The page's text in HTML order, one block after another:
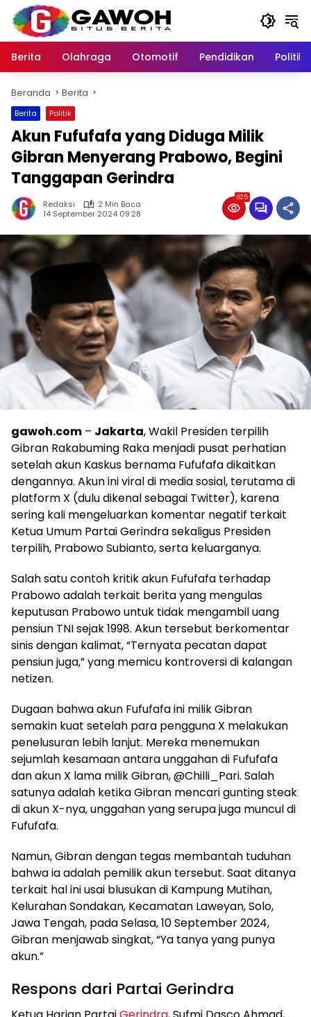
Langsung
konten
Berita
Olahraga Otomotif Pendidikan Politik
Beranda Berita
Berita Politik
Akun Fufufafa yang Diduga Milik
Gibran Menyerang Prabowo, Begini
Tanggapan Gerindra
Redaksi
2 Min Baca
14 September 2024 09:28
825
gawoh.com – Jakarta, Wakil Presiden terpilih
Gibran Rakabuming Raka menjadi pusat perhatian
setelah akun Kaskus bernama Fufufafa dikaitkan
dengannya. Akun ini viral di media sosial, terutama di
platform X (dulu dikenal sebagai Twitter), karena
sering kali mengeluarkan komentar negatif terkait
Ketua Umum Partai Gerindra sekaligus Presiden
terpilih, Prabowo Subianto, serta keluarganya.
Salah satu contoh kritik akun Fufufafa terhadap
Prabowo adalah terkait berita yang mengulas
keputusan Prabowo untuk tidak mengambil uang
pensiun TNI sejak 1998. Akun tersebut berkomentar
sinis dengan kalimat, “Ternyata pecatan dapat
pensiun juga,” yang memicu kontroversi di kalangan
netizen.
Dugaan bahwa akun Fufufafa ini milik Gibran
semakin kuat setelah para pengguna X melakukan
penelusuran lebih lanjut. Mereka menemukan
sejumlah kesamaan antara unggahan di Fufufafa
dan akun X lama milik Gibran, @Chilli_Pari. Salah
satunya adalah ketika Gibran mencari gunting steak
di akun X-nya, unggahan yang serupa juga muncul di
Fufufafa.
Namun, Gibran dengan tegas membantah tuduhan
bahwa ia adalah pemilik akun tersebut. Saat ditanya
terkait hal ini usai blusukan di Kampung Mutihan,
Kelurahan Sondakan, Kecamatan Laweyan, Solo,
Jawa Tengah, pada Selasa, 10 September 2024,
Gibran menjawab singkat, “Ya tanya yang punya
akun.”
Respons dari Partai Gerindra